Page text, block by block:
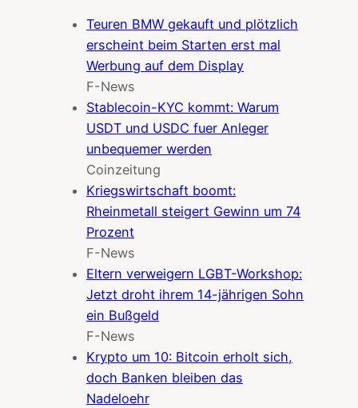
Teuren BMW gekauft und plötzlich
erscheint beim Starten erst mal
Werbung auf dem Display
F-News
Stablecoin-KYC kommt: Warum
USDT und USDC fuer Anleger
unbequemer werden
Coinzeitung
Kriegswirtschaft boomt:
Rheinmetall steigert Gewinn um 74
Prozent
F-News
Eltern verweigern LGBT-Workshop:
Jetzt droht ihrem 14-jährigen Sohn
ein Bußgeld
F-News
Krypto um 10: Bitcoin erholt sich,
doch Banken bleiben das
Nadeloehr